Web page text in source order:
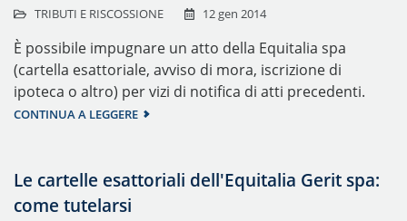
TRIBUTI E RISCOSSIONE 12 gen 2014
È possibile impugnare un atto della Equitalia spa
(cartella esattoriale, avviso di mora, iscrizione di
ipoteca o altro) per vizi di notifica di atti precedenti.
CONTINUA A LEGGERE
Le cartelle esattoriali dell'Equitalia Gerit spa:
come tutelarsi